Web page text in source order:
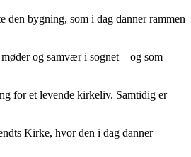
den bygning, som i dag danner rammen
og samvær i sognet – og som
for et levende kirkeliv. Samtidig er
Kirke, hvor den i dag danner